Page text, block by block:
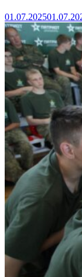
01.07.2025